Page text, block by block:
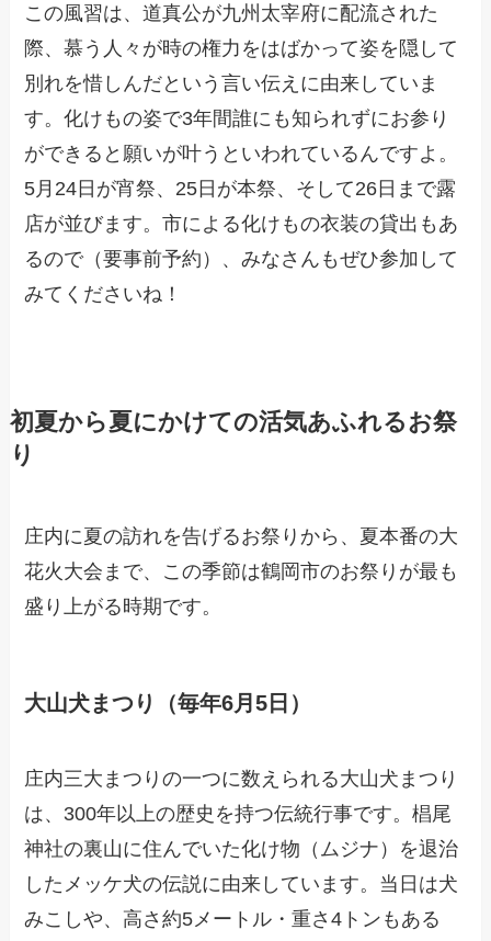
この風習は、道真公が九州太宰府に配流された
際、慕う人々が時の権力をはばかって姿を隠して
別れを惜しんだという言い伝えに由来していま
す。化けもの姿で3年間誰にも知られずにお参り
ができると願いが叶うといわれているんですよ。
5月24日が宵祭、25日が本祭、そして26日まで露
店が並びます。市による化けもの衣装の貸出もあ
るので（要事前予約）、みなさんもぜひ参加して
みてくださいね！
初夏から夏にかけての活気あふれるお祭
り
庄内に夏の訪れを告げるお祭りから、夏本番の大
花火大会まで、この季節は鶴岡市のお祭りが最も
盛り上がる時期です。
大山犬まつり（毎年6月5日）
庄内三大まつりの一つに数えられる大山犬まつり
は、300年以上の歴史を持つ伝統行事です。椙尾
神社の裏山に住んでいた化け物（ムジナ）を退治
したメッケ犬の伝説に由来しています。当日は犬
みこしや、高さ約5メートル・重さ4トンもある